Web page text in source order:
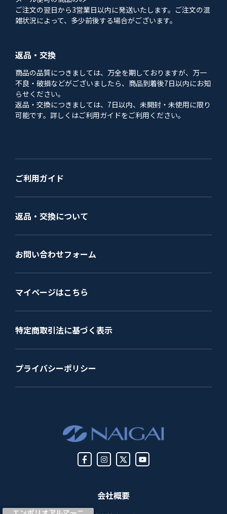
会社概要
ご注文の翌日から3営業日以内に発送いたします。ご注文の混
雑状況によって、多少前後する場合がございます。
返品・交換
商品の品質につきましては、万全を期しておりますが、万一
不良・破損などがございましたら、商品到着後7日以内にお知
らせください。
返品・交換につきましては、7日以内、未開封・未使用に限り
可能です。詳しくはご利用ガイドをご利用ください。
ご利用ガイド
返品・交換について
お問い合わせフォーム
マイページはこちら
特定商取引法に基づく表示
プライバシーポリシー